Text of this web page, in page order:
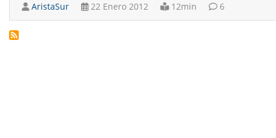
AristaSur 22 Enero 2012 12min 6